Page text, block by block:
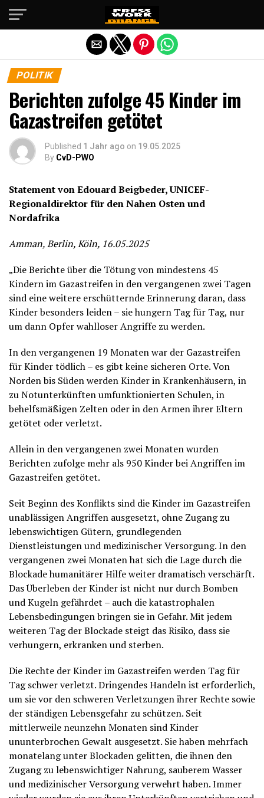
POLITIK
Berichten zufolge 45 Kinder im
Gazastreifen getötet
Published 1 Jahr ago on 19.05.2025
By CvD-PWO
Statement von Edouard Beigbeder, UNICEF-
Regionaldirektor für den Nahen Osten und
Nordafrika
Amman, Berlin, Köln, 16.05.2025
„Die Berichte über die Tötung von mindestens 45
Kindern im Gazastreifen in den vergangenen zwei Tagen
sind eine weitere erschütternde Erinnerung daran, dass
Kinder besonders leiden – sie hungern Tag für Tag, nur
um dann Opfer wahlloser Angriffe zu werden.
In den vergangenen 19 Monaten war der Gazastreifen
für Kinder tödlich – es gibt keine sicheren Orte. Von
Norden bis Süden werden Kinder in Krankenhäusern, in
zu Notunterkünften umfunktionierten Schulen, in
behelfsmäßigen Zelten oder in den Armen ihrer Eltern
getötet oder verletzt.
Allein in den vergangenen zwei Monaten wurden
Berichten zufolge mehr als 950 Kinder bei Angriffen im
Gazastreifen getötet.
Seit Beginn des Konflikts sind die Kinder im Gazastreifen
unablässigen Angriffen ausgesetzt, ohne Zugang zu
lebenswichtigen Gütern, grundlegenden
Dienstleistungen und medizinischer Versorgung. In den
vergangenen zwei Monaten hat sich die Lage durch die
Blockade humanitärer Hilfe weiter dramatisch verschärft.
Das Überleben der Kinder ist nicht nur durch Bomben
und Kugeln gefährdet – auch die katastrophalen
Lebensbedingungen bringen sie in Gefahr. Mit jedem
weiteren Tag der Blockade steigt das Risiko, dass sie
verhungern, erkranken und sterben.
Die Rechte der Kinder im Gazastreifen werden Tag für
Tag schwer verletzt. Dringendes Handeln ist erforderlich,
um sie vor den schweren Verletzungen ihrer Rechte sowie
der ständigen Lebensgefahr zu schützen. Seit
mittlerweile neunzehn Monaten sind Kinder
ununterbrochen Gewalt ausgesetzt. Sie haben mehrfach
monatelang unter Blockaden gelitten, die ihnen den
Zugang zu lebenswichtiger Nahrung, sauberem Wasser
und medizinischer Versorgung verwehrt haben. Immer
Die mobile Version verlassen